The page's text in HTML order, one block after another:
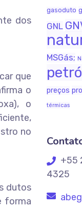
dos
que
o
o
no
dutos
forma
gasoduto
GNL
MSGás;
preços
térmicas
+55
4325